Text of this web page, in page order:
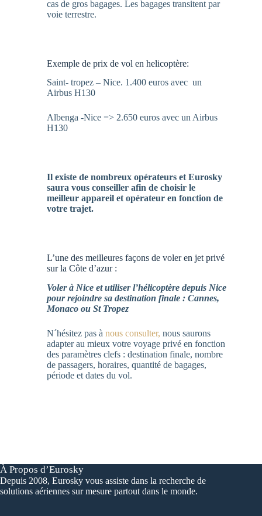
cas de gros bagages. Les bagages transitent par
voie terrestre.
Exemple de prix de vol en helicoptère:
Saint- tropez – Nice. 1.400 euros avec un
Airbus H130
Albenga -Nice => 2.650 euros avec un Airbus
H130
Il existe de nombreux opérateurs et Eurosky
saura vous conseiller afin de choisir le
meilleur appareil et opérateur en fonction de
votre trajet.
L’une des meilleures façons de voler en jet privé
sur la Côte d’azur :
Voler à Nice et utiliser l’hélicoptère depuis Nice
pour rejoindre sa destination finale : Cannes,
Monaco ou St Tropez
N´hésitez pas à nous consulter, nous saurons
adapter au mieux votre voyage privé en fonction
des paramètres clefs : destination finale, nombre
de passagers, horaires, quantité de bagages,
période et dates du vol.
À Propos d’Eurosky
Depuis 2008, Eurosky vous assiste dans la recherche de
solutions aériennes sur mesure partout dans le monde.